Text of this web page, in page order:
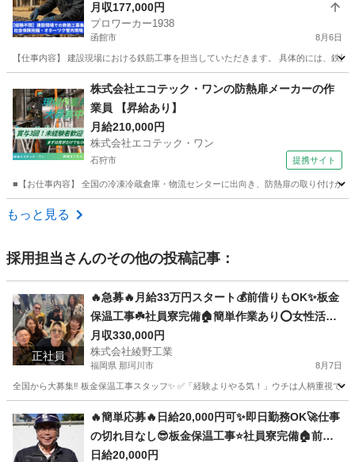
月収177,000円
プロワーカー1938
函館市 8月6日
【仕事内容】 建設現場における鉄筋工事を担当していただきます。 具体的には、鉄
その他
株式会社エコテック・ワンの防熱扉メーカーの作
業員 【昇給あり】
月給210,000円
株式会社エコテック・ワン
石狩市 提携サイト
■【お仕事内容】 全国の冷凍冷蔵倉庫・物流センターに出向き、防熱扉の取り付けか
北海道 石狩市
もっと見る
採用担当 さんのその他の投稿記事：
正社員
🔥急募🔥月給33万円スタート💰前借りもOK✨板金
保温工事☘️社員寮完備🏠簡単作業あり⭕️女性活躍
中👩経験問わず誰でも応募歓迎🎉
月収330,000円
株式会社綾野工業
福岡県 那珂川市 8月7日
全国から大募集‼️ 板金保温工事スタッフ✨ ✅「経験よりやる気！」ウチは人柄重視で
土木 未経験
🔥簡単応募🔥日給20,000円可✨即日勤務OK🚀仕事
の切れ目なし😎板金保温工事⭐️社員寮完備🏠前借
りあり💰年齢関係なく誰でも応募OK🎉
日給20,000円